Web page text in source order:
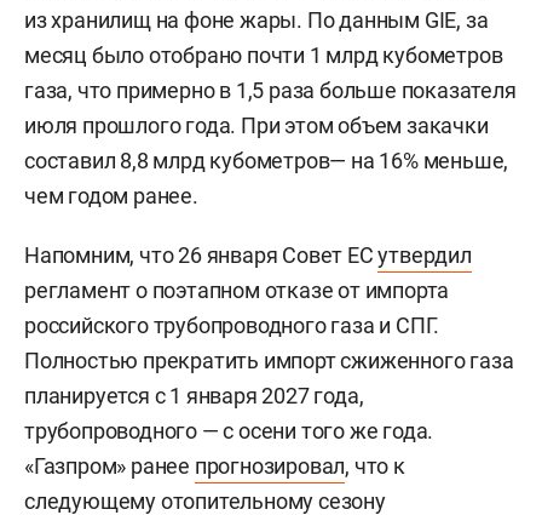
из хранилищ на фоне жары. По данным GIE, за
месяц было отобрано почти 1 млрд кубометров
газа, что примерно в 1,5 раза больше показателя
июля прошлого года. При этом объем закачки
составил 8,8 млрд кубометров— на 16% меньше,
чем годом ранее.
Напомним, что 26 января Совет ЕСутвердил
регламент о поэтапном отказе от импорта
российского трубопроводного газа и СПГ.
Полностью прекратить импорт сжиженного газа
планируется с 1 января 2027 года,
трубопроводного — с осени того же года.
«Газпром» ранее прогнозировал, что к
следующему отопительному сезону